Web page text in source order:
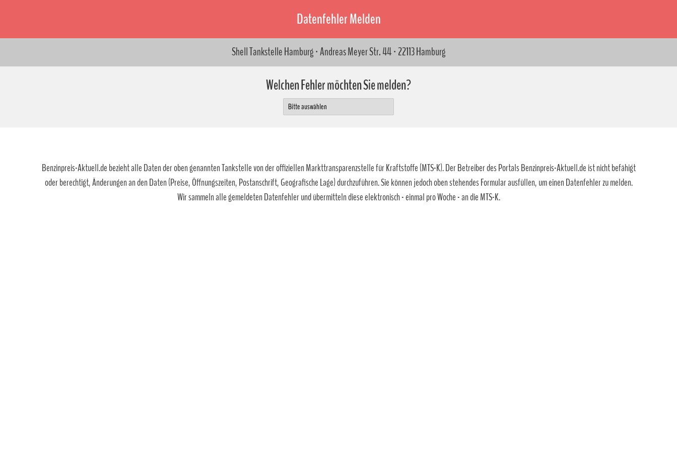
Datenfehler Melden
Shell Tankstelle Hamburg · Andreas Meyer Str. 44 · 22113 Hamburg
Welchen Fehler möchten Sie melden?
Benzinpreis-Aktuell.de bezieht alle Daten der oben genannten Tankstelle von der offiziellen Markttransparenzstelle für Kraftstoffe (MTS-K). Der Betreiber des Portals Benzinpreis-Aktuell.de ist nicht befähigt
oder berechtigt, Änderungen an den Daten (Preise, Öffnungszeiten, Postanschrift, Geografische Lage) durchzuführen. Sie können jedoch oben stehendes Formular ausfüllen, um einen Datenfehler zu melden.
Wir sammeln alle gemeldeten Datenfehler und übermitteln diese elektronisch - einmal pro Woche - an die MTS-K.